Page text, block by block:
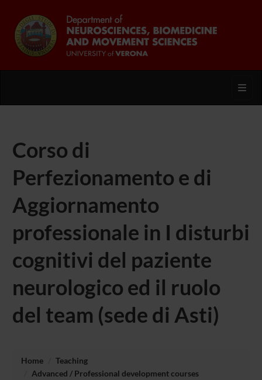
Corso di
Perfezionamento e di
Aggiornamento
professionale in I disturbi
cognitivi del paziente
neurologico ed il ruolo
del team (sede di Asti)
Home
Teaching
Advanced / Professional development courses